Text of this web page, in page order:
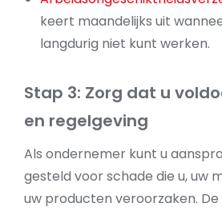
keert maandelijks uit
langdurig niet kunt werken.
Stap 3: Zorg dat u
en regelgeving
Als ondernemer kunt u
gesteld voor schade die u, uw
uw producten veroorzaken.